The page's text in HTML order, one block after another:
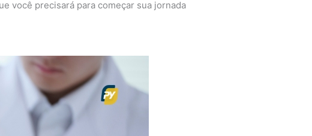
você precisará para começar sua jornada